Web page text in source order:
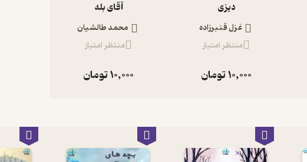
دیزی
غزل قنبرزاده
منتظر امتیاز
10,000تومان
آقای بله
محمد طالشیان
منتظر امتیاز
10,000تومان